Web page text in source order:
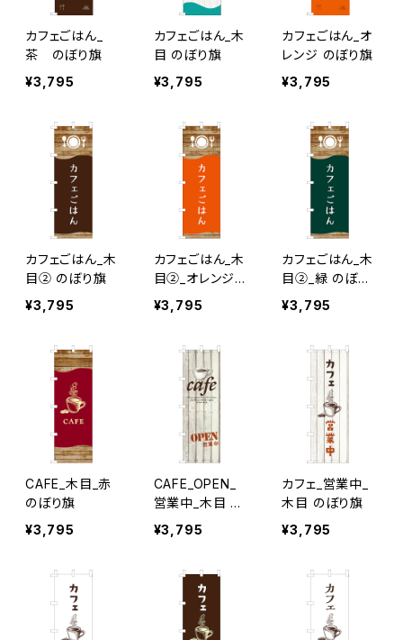
カフェごはん_
茶 のぼり旗
¥3,795
カフェごはん_木
目 のぼり旗
¥3,795
カフェごはん_オ
レンジ のぼり旗
¥3,795
カフェごはん_木
目② のぼり旗
¥3,795
カフェごはん_木
目②_オレンジ
のぼり旗
¥3,795
カフェごはん_木
目②_緑 のぼり
旗
¥3,795
CAFE_木目_赤
のぼり旗
¥3,795
CAFE_OPEN_
営業中_木目 の
ぼり旗
¥3,795
カフェ_営業中_
木目 のぼり旗
¥3,795